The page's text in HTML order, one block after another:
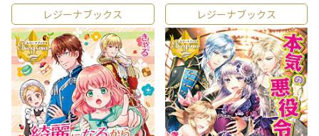
レジーナブックス レジーナブックス